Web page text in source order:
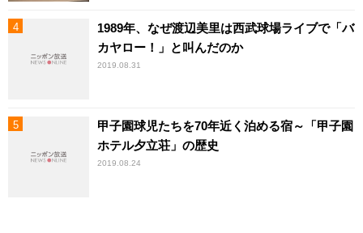
1989年、なぜ渡辺美里は西武球場ライブで「バ
カヤロー！」と叫んだのか
2019.08.31
甲子園球児たちを70年近く泊める宿～「甲子園
ホテル夕立荘」の歴史
2019.08.24